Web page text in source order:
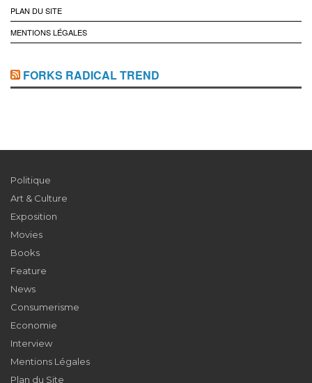
PLAN DU SITE
MENTIONS LÉGALES
FORKS RADICAL TREND
Politique
Art & Culture
Exposition
Movies
Books
Feature
News
Consumerisme
Economie
Interview
Mentions Légales
Plan du Site